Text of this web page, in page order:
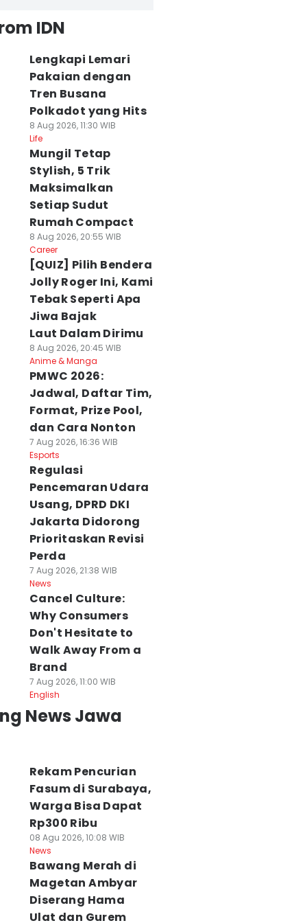
Menduga
Bromo
Agu 2026, 14:18 WIB
DPRD Surabaya
akan Panggil
Pengelola Mal soal
Pemasangan
08 Agu 2026, 13:53 WIB
IDN
Lengkapi Lemari
Pakaian dengan
Tren Busana
Polkadot yang Hits
8 Aug 2026, 11:30 WIB
Life
Mungil Tetap
Stylish, 5 Trik
Maksimalkan
Setiap Sudut
Rumah Compact
8 Aug 2026, 20:55 WIB
Career
[QUIZ] Pilih Bendera
Jolly Roger Ini, Kami
Tebak Seperti Apa
Jiwa Bajak
Laut Dalam Dirimu
8 Aug 2026, 20:45 WIB
Anime & Manga
PMWC 2026:
Jadwal, Daftar Tim,
Format, Prize Pool,
dan Cara Nonton
7 Aug 2026, 16:36 WIB
Esports
Regulasi
Pencemaran Udara
Usang, DPRD DKI
Jakarta Didorong
Prioritaskan Revisi
Perda
7 Aug 2026, 21:38 WIB
News
Cancel Culture:
Why Consumers
Don't Hesitate to
Walk Away From a
Brand
7 Aug 2026, 11:00 WIB
English
News Jawa
Rekam Pencurian
Fasum di Surabaya,
Warga Bisa Dapat
Rp300 Ribu
08 Agu 2026, 10:08 WIB
News
Bawang Merah di
Magetan Ambyar
Diserang Hama
Ulat dan Gurem